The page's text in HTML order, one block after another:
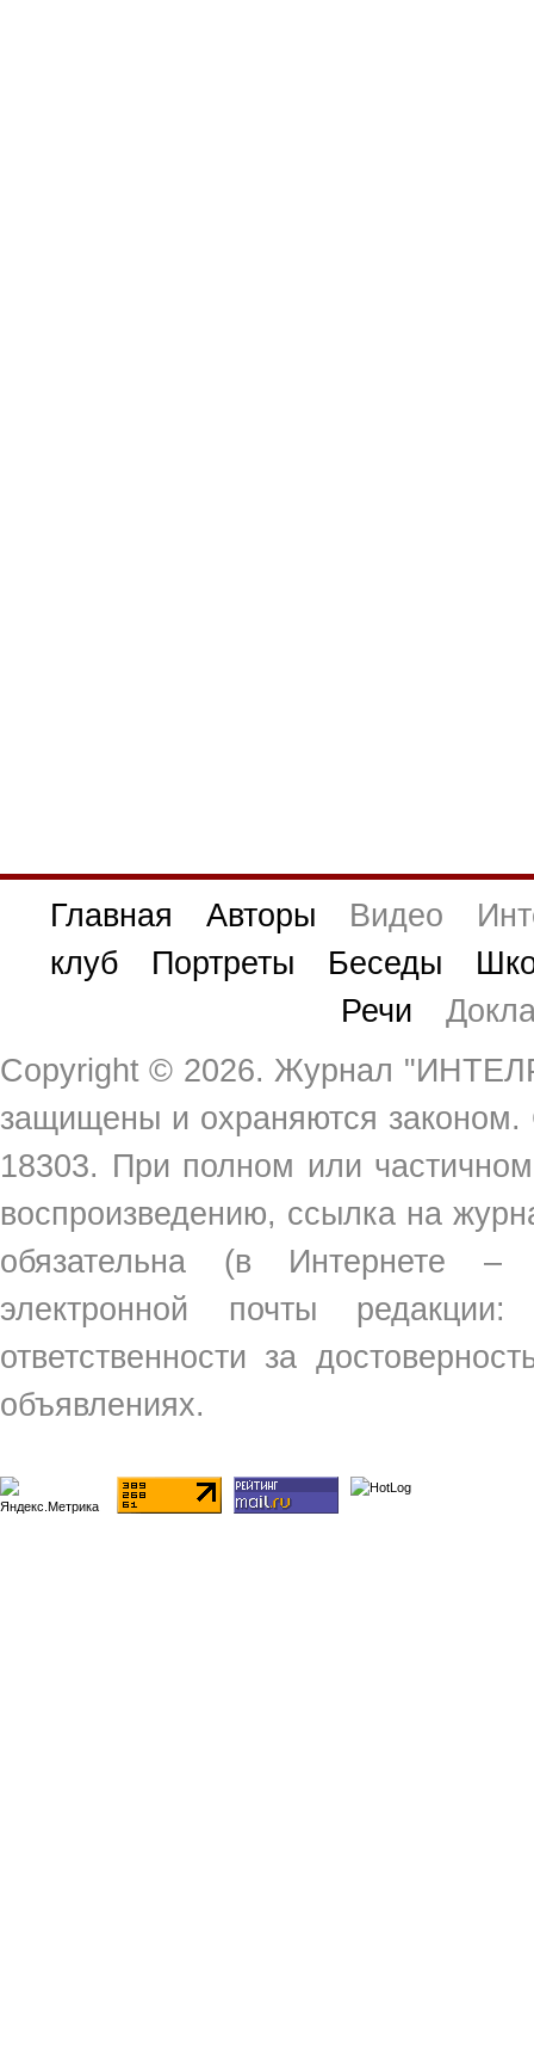
Главная Авторы Видео
клуб
Портреты Беседы
Речи
Copyright © 2026. Журнал
защищены и охраняются
18303. При полном или
воспроизведению, ссылка на
обязательна (в Интернете
электронной почты
ответственности за
объявлениях.